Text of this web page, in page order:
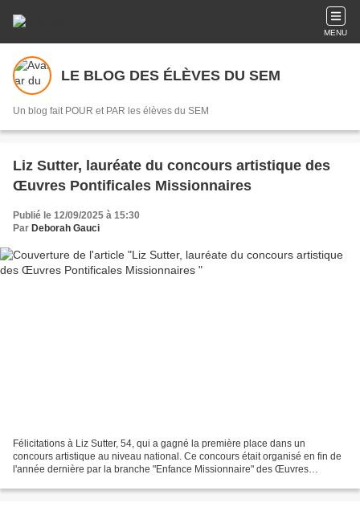
MENU
LE BLOG DES ÉLÈVES DU SEM
Un blog fait POUR et PAR les élèves du SEM
Liz Sutter, lauréate du concours artistique des
Œuvres Pontificales Missionnaires
Publié le 12/09/2025 à 15:30
Par Deborah Gauci
Félicitations à Liz Sutter, 54, qui a gagné la première place dans un
concours artistique au niveau national. Ce concours était organisé en fin de
l'année dernière par la branche "Enfance Missionnaire" des Œuvres